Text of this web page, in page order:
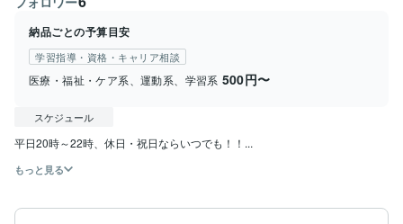
納品ごとの予算目安
学習指導・資格・キャリア相談
医療・福祉・ケア系、運動系、学習系 500円〜
スケジュール
平日20時～22時、休日・祝日ならいつでも！！...
もっと見る